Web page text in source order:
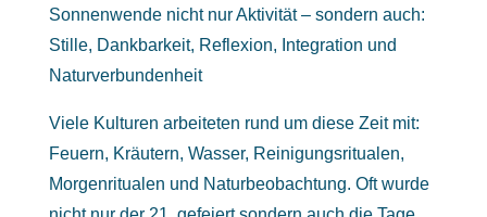
Sonnenwende nicht nur Aktivität – sondern auch:
Stille, Dankbarkeit, Reflexion, Integration und
Naturverbundenheit
Viele Kulturen arbeiteten rund um diese Zeit mit:
Feuern, Kräutern, Wasser, Reinigungsritualen,
Morgenritualen und Naturbeobachtung. Oft wurde